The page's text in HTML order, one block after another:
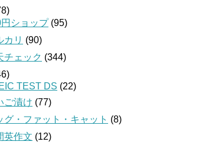
ショップ(95)
カリ (90)
チェック (344)
TEST DS (22)
ご漬け (77)
グ・ファット・キャット (8)
英作文 (12)